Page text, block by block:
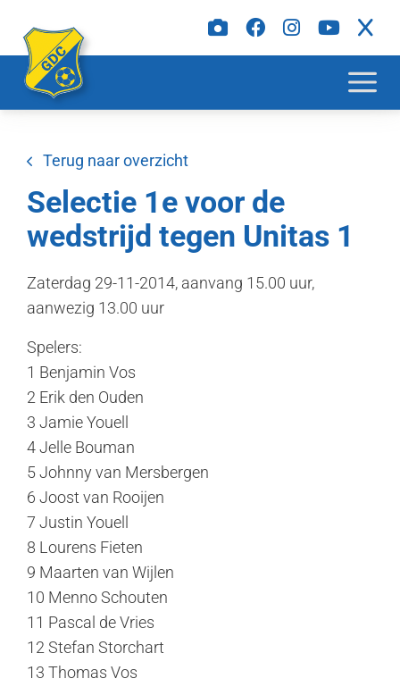
Terug naar overzicht
Selectie 1e voor de
wedstrijd tegen Unitas 1
Zaterdag 29-11-2014, aanvang 15.00 uur,
aanwezig 13.00 uur
Spelers:
1 Benjamin Vos
2 Erik den Ouden
3 Jamie Youell
4 Jelle Bouman
5 Johnny van Mersbergen
6 Joost van Rooijen
7 Justin Youell
8 Lourens Fieten
9 Maarten van Wijlen
10 Menno Schouten
11 Pascal de Vries
12 Stefan Storchart
13 Thomas Vos